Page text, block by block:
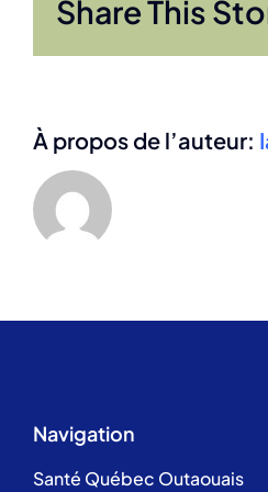
Share This
À propos de l’auteur:
Navigation
Santé Québec Outaouais